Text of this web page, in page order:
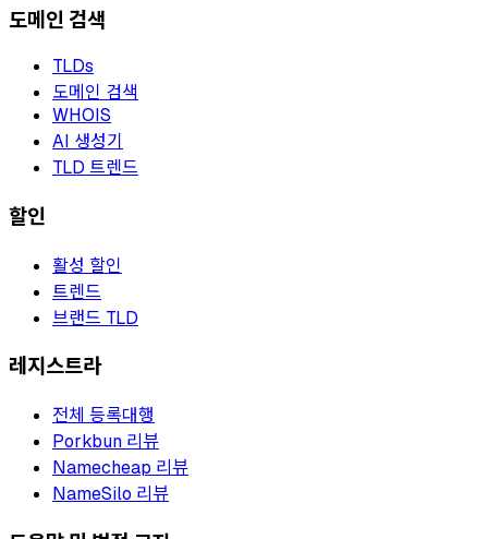
도메인 검색
TLDs
도메인 검색
WHOIS
AI 생성기
TLD 트렌드
할인
활성 할인
트렌드
브랜드 TLD
레지스트라
전체 등록대행
Porkbun 리뷰
Namecheap 리뷰
NameSilo 리뷰